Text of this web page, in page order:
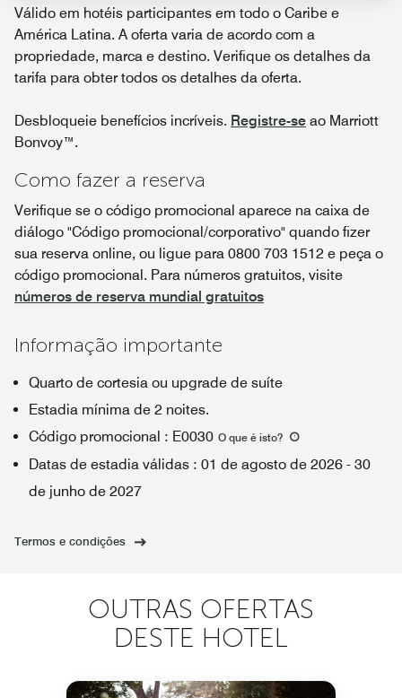
Válido em hotéis participantes em todo o Caribe e
América Latina. A oferta varia de acordo com a
propriedade, marca e destino. Verifique os detalhes da
tarifa para obter todos os detalhes da oferta.
Desbloqueie benefícios incríveis. Registre-se ao Marriott
Bonvoy™.
Como fazer a reserva
Verifique se o código promocional aparece na caixa de
diálogo "Código promocional/corporativo" quando fizer
sua reserva online, ou ligue para 0800 703 1512 e peça o
código promocional. Para números gratuitos, visite
números de reserva mundial gratuitos
Informação importante
Quarto de cortesia ou upgrade de suíte
Estadia mínima de 2 noites.
Código promocional : E0030 O que é isto?
Datas de estadia válidas : 01 de agosto de 2026 - 30
de junho de 2027
Termos e condições
OUTRAS OFERTAS
DESTE HOTEL